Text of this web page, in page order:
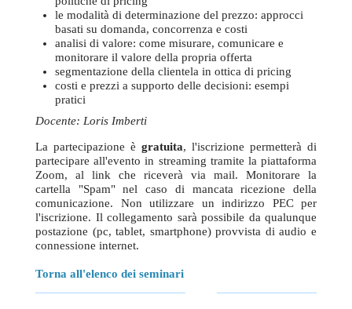
le modalità di determinazione del prezzo: approcci
basati su domanda, concorrenza e costi
analisi di valore: come misurare, comunicare e
monitorare il valore della propria offerta
segmentazione della clientela in ottica di pricing
costi e prezzi a supporto delle decisioni: esempi
pratici
Docente: Loris Imberti
La partecipazione è gratuita, l'iscrizione permetterà di
partecipare all'evento in streaming tramite la piattaforma
Zoom, al link che riceverà via mail. ​Monitorare la
cartella "Spam" nel caso di mancata ricezione della
comunicazione. Non utilizzare un indirizzo PEC per
l'iscrizione. Il collegamento sarà possibile da qualunque
postazione (pc, tablet, smartphone) provvista di audio e
connessione internet.
Torna all'elenco dei seminari